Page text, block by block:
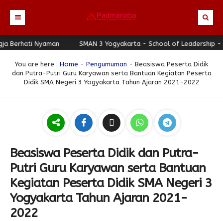
Beranda
Profil
Identitas Sekolah
Visi-Misi
Struktur Organisasi
Berita
Terbaru
Seragam
Kolom Siswa
Pengumuman
Direktori
Guru & Karyawan
Padmanaba Smart Service
Majalah Digital
Karya Siswa
Progresif #37
Fasilitas
Foto
Video
Download
Hubungi Kami
Bulletin
Padnews
Link Referensi
Nyaman SMAN 3 Yogyakarta - School of Leadership -
You are here : Home - Pengumuman - Beasiswa Peserta Didik
dan Putra-Putri Guru Karyawan serta Bantuan Kegiatan Peserta
Didik SMA Negeri 3 Yogyakarta Tahun Ajaran 2021-2022
Beasiswa Peserta Didik dan Putra-
Putri Guru Karyawan serta Bantuan
Kegiatan Peserta Didik SMA Negeri 3
Yogyakarta Tahun Ajaran 2021-
2022